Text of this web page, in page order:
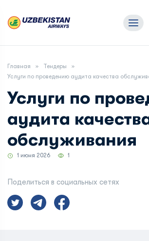
Главная
Тендеры
Услуги по проведению аудита качества
Услуги по
аудита
обслуживания
1 июня 2026 1
Поделиться в социальных сетях